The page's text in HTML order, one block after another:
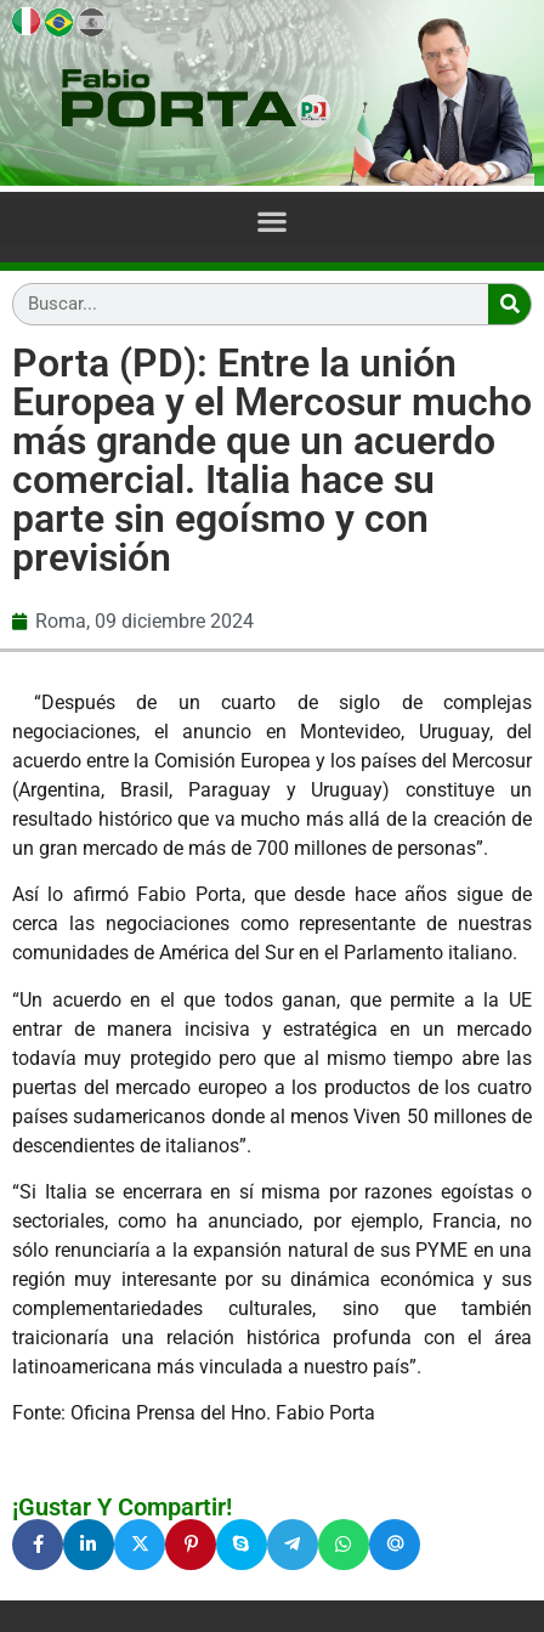
Porta (PD): Entre la unión
Europea y el Mercosur mucho
más grande que un acuerdo
comercial. Italia hace su
parte sin egoísmo y con
previsión
Roma, 09 diciembre 2024
“Después de un cuarto de siglo de complejas
negociaciones, el anuncio en Montevideo, Uruguay, del
acuerdo entre la Comisión Europea y los países del Mercosur
(Argentina, Brasil, Paraguay y Uruguay) constituye un
resultado histórico que va mucho más allá de la creación de
un gran mercado de más de 700 millones de personas”.
Así lo afirmó Fabio Porta, que desde hace años sigue de
cerca las negociaciones como representante de nuestras
comunidades de América del Sur en el Parlamento italiano.
“Un acuerdo en el que todos ganan, que permite a la UE
entrar de manera incisiva y estratégica en un mercado
todavía muy protegido pero que al mismo tiempo abre las
puertas del mercado europeo a los productos de los cuatro
países sudamericanos donde al menos Viven 50 millones de
descendientes de italianos”.
“Si Italia se encerrara en sí misma por razones egoístas o
sectoriales, como ha anunciado, por ejemplo, Francia, no
sólo renunciaría a la expansión natural de sus PYME en una
región muy interesante por su dinámica económica y sus
complementariedades culturales, sino que también
traicionaría una relación histórica profunda con el área
latinoamericana más vinculada a nuestro país”.
Fonte: Oficina Prensa del Hno. Fabio Porta
¡Gustar Y Compartir!